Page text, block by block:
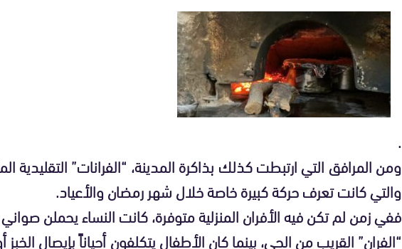
.
ومن المرافق التي ارتبطت كذلك بذاكرة المدينة، “الفرانات” التقليدية
والتي كانت تعرف حركة كبيرة خاصة خلال شهر رمضان والأعياد.
ففي زمن لم تكن فيه الأفران المنزلية متوفرة، كانت النساء يحملن
“الفران” القريب من الحي، بينما كان الأطفال يتكلفون أحياناً بإيصال